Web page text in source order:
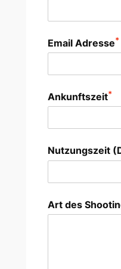
Email Adresse*
Ankunftszeit*
Nutzungszeit
Art des